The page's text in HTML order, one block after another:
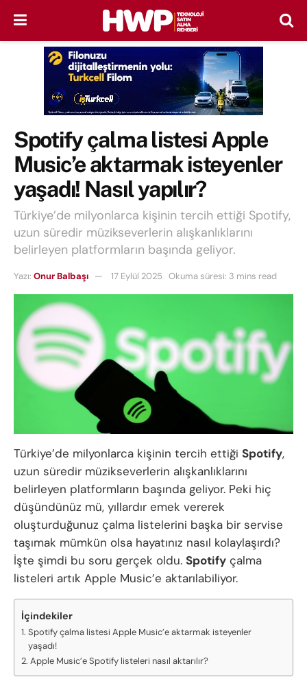
Spotify çalma listesi Apple
Music’e aktarmak isteyenler
yaşadı! Nasıl yapılır?
Türkiye’de milyonlarca kişinin tercih ettiği Spotify,
uzun süredir müzikseverlerin alışkanlıklarını
belirleyen platformların başında geliyor.
Yazı: Onur Balbaşı 17 Eylül 2025 Okuma süresi: 3 mins read
Türkiye’de milyonlarca kişinin tercih ettiği Spotify,
uzun süredir müzikseverlerin alışkanlıklarını
belirleyen platformların başında geliyor. Peki hiç
düşündünüz mü, yıllardır emek vererek
oluşturduğunuz çalma listelerini başka bir servise
taşımak mümkün olsa hayatınız nasıl kolaylaşırdı?
İşte şimdi bu soru gerçek oldu. Spotify çalma
listeleri artık Apple Music’e aktarılabiliyor.
İçindekiler
Spotify çalma listesi Apple Music’e aktarmak isteyenler
yaşadı!
Apple Music’e Spotify listeleri nasıl aktarılır?